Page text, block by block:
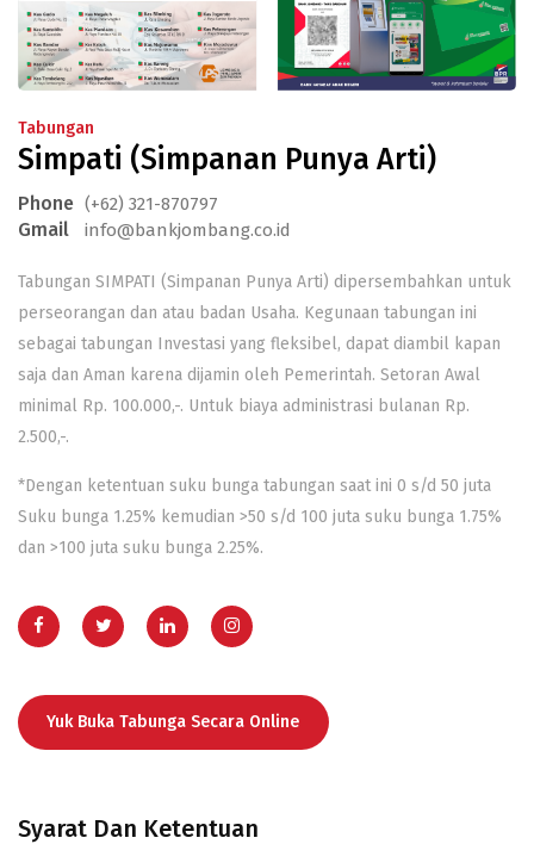
Tabungan
Simpati (Simpanan Punya Arti)
Phone (+62) 321-870797
Gmail info@bankjombang.co.id
Tabungan SIMPATI (Simpanan Punya Arti) dipersembahkan untuk
perseorangan dan atau badan Usaha. Kegunaan tabungan ini
sebagai tabungan Investasi yang fleksibel, dapat diambil kapan
saja dan Aman karena dijamin oleh Pemerintah. Setoran Awal
minimal Rp. 100.000,-. Untuk biaya administrasi bulanan Rp.
2.500,-.
*Dengan ketentuan suku bunga tabungan saat ini 0 s/d 50 juta
Suku bunga 1.25% kemudian >50 s/d 100 juta suku bunga 1.75%
dan >100 juta suku bunga 2.25%.
Yuk Buka Tabunga Secara Online
Syarat Dan Ketentuan